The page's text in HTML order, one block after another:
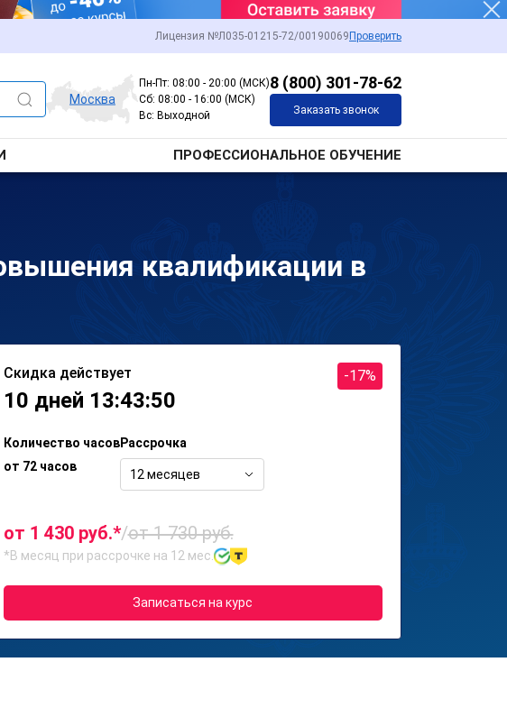
Лицензия №Л035-01215-72/00190069 Проверить
Москва
Пн-Пт: 08:00 - 20:00 (МСК)
Сб: 08:00 - 16:00 (МСК)
Вс: Выходной
8 (800) 301-78-62
Заказать звонок
ПРОФЕССИОНАЛЬНОЕ ОБУЧЕНИЕ
квалификации в
Скидка действует
10 дней 13:43:50
-17%
Количество часов
от 72 часов
Рассрочка
12 месяцев
от 1 430 руб.*/от 1 730 руб.
*В месяц при рассрочке на 12 мес.
Записаться на курс